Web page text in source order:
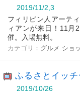
2019/11/2,3
フィリピン人アーテ
ィアンが来日！11月
催。入場無料。
カテゴリ： グルメ ショ
ふるさとイッ
2019/10/26